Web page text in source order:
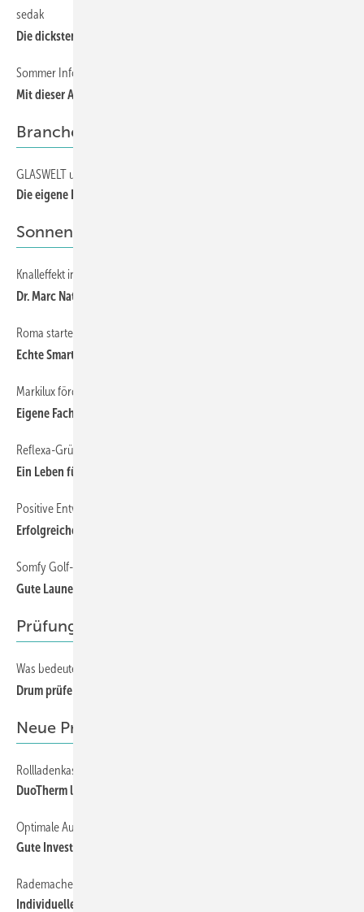
sedak
Die dicksten Glaslaminate kommen aus Bayern
Sommer Informatik |Trosifol
Mit dieser App die Glas-Statik berechnen
Branche
GLASWELT unterwegs bei German Windows
Die eigene Flagge gehisst
Sonnenschutz-News
Knalleffekt in der Antriebsbranche
Dr. Marc Natusch verlässt Geiger
Roma startet mit Loxone
Echte Smarthome-Lösungen
Markilux fördert und fordert
Eigene Fachkräfte gut ausbilden
Reflexa-Gründer Hans Peter Albrecht wird 80
Ein Leben für den Sonnenschutz
Positive Entwicklungen bei Hella
Erfolgreiche Personalpolitik
Somfy Golf-Cup
Gute Laune auf dem Fairway
Prüfung und Wartung
Was bedeutet Prüfung, Wartung und Instandhaltung
Drum prüfe genau, was zu tun ist!
Neue Produkte
Rollladenkasten mit multifunktionalem Lüftungssystem
DuoTherm löst Problemfelder
Optimale Ausbildungsvoraussetzungen
Gute Investition
Rademacher launcht HomePilot-App
Individueller und intuitiver